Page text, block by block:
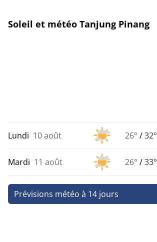
Soleil et météo Tanjung Pinang
Lundi 10 août 26° /32°
Mardi 11 août 26° /33°
Prévisions météo à 14 jours